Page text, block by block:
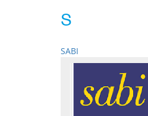
S
SABI